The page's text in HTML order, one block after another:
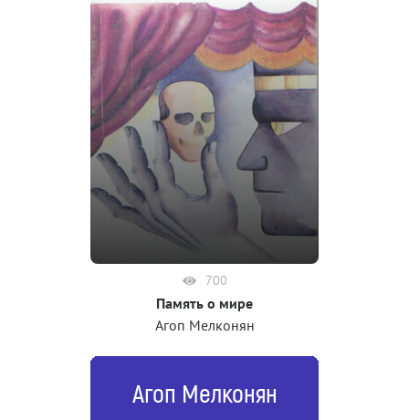
700
Память о мире
Агоп Мелконян
Агоп Мелконян